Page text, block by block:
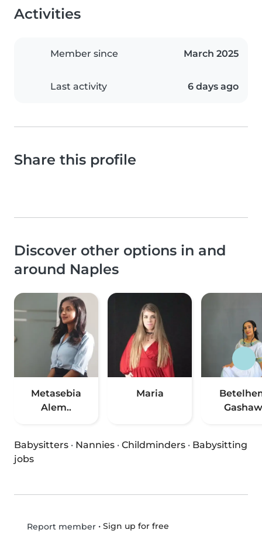
Activities
Member since March 2025
Last activity 6 days ago
Share this profile
Discover other options in and
around Naples
Metasebia
Alem..
Maria
Gashaw
Babysitters · Nannies · Childminders · Babysitting
jobs
Report member• Sign up for free